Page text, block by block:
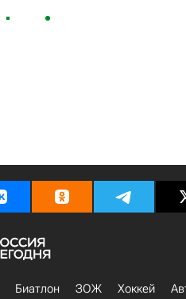
Биатлон ЗОЖ Хоккей